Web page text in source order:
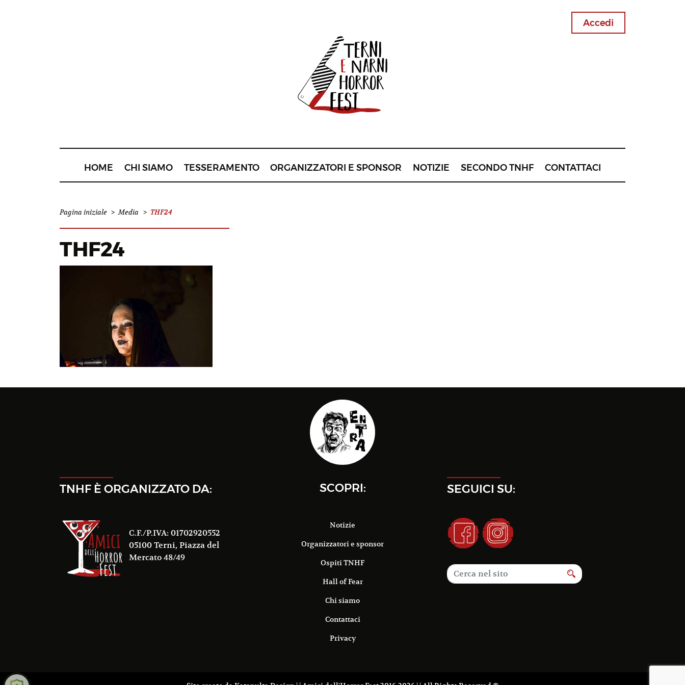
Accedi
HOME CHI SIAMO TESSERAMENTO ORGANIZZATORI E SPONSOR NOTIZIE SECONDO TNHF CONTATTACI
Pagina iniziale > Media > THF24
THF24
TNHF È ORGANIZZATO DA:
C.F./P.IVA: 01702920552
05100 Terni, Piazza del
Mercato 48/49
SCOPRI:
Notizie
Organizzatori e sponsor
Ospiti TNHF
Hall of Fear
Chi siamo
Contattaci
Privacy
SEGUICI SU: